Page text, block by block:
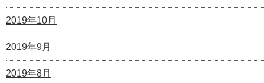
2019年10月
2019年9月
2019年8月